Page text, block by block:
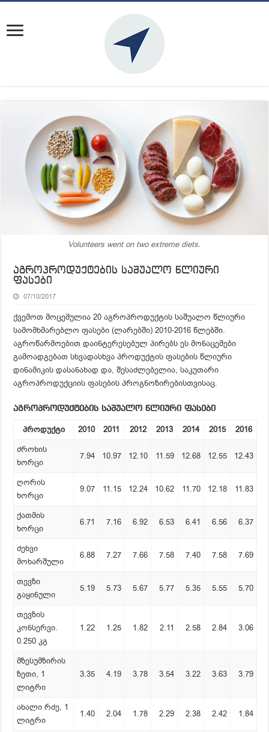
Volunteers went on two extreme diets.
აგროპროდუქტების საშუალო წლიური
ფასები
07/10/2017
ქვემოთ მოცემულია 20 აგროპროდუქტის საშუალო წლიური
სამომხმარებლო ფასები (ლარებში) 2010-2016 წლებში.
აგროწარმოებით დაინტერესებულ პირებს ეს მონაცემები
გამოადგებათ სხვადასხვა პროდუქტის ფასების წლიური
დინამიკის დასანახად და, შესაძლებელია, საკუთარი
აგროპროდუქციის ფასების პროგნოზირებისთვისაც.
აგროპროდუქტების საშუალო წლიური ფასები
პროდუქტი 2010 2011 2012 2013 2014 2015
2016
ძროხის
ხორცი
7.94 10.97 12.10 11.59 12.68 12.55 12.43
ღორის
ხორცი
9.07 11.15 12.24 10.62 11.70 12.18 11.83
ქათმის
ხორცი
6.71 7.16 6.92 6.53 6.41 6.56 6.37
ძეხვი
მოხარშული
6.88 7.27 7.66 7.58 7.40 7.58 7.69
თევზი
გაყინული
5.19 5.73 5.67 5.77 5.35 5.55 5.70
თევზის
კონსერვი.
0.250 კგ
1.22 1.25 1.82 2.11 2.58 2.84 3.06
მზესუმზირის
ზეთი, 1
ლიტრი
3.35 4.19 3.78 3.54 3.22 3.63 3.79
ახალი რძე, 1
ლიტრი
1.40 2.04 1.78 2.29 2.38 2.42 1.84